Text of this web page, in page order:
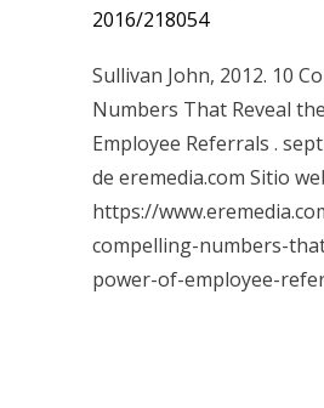
2016/218054
Sullivan John, 2012. 10
Numbers That Reveal
Employee Referrals .
de eremedia.com Sitio
https://
compelling-numbers-
power-of-employee-